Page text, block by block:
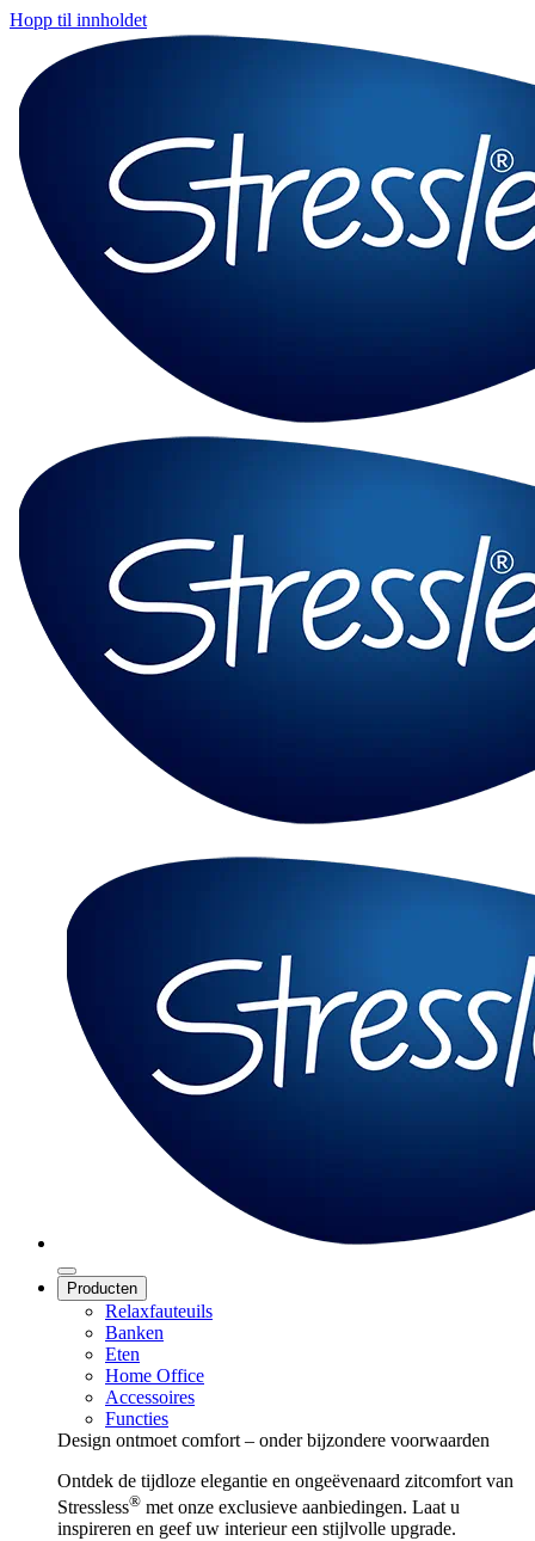
Hopp til innholdet
Producten
Relaxfauteuils
Banken
Eten
Home Office
Accessoires
Functies
Design ontmoet comfort – onder bijzondere voorwaarden
Ontdek de tijdloze elegantie en ongeëvenaard zitcomfort van
Stressless® met onze exclusieve aanbiedingen. Laat u
inspireren en geef uw interieur een stijlvolle upgrade.